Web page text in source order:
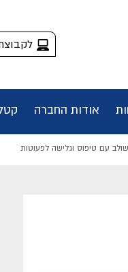
אודות החברה
עם טיפוס וגלישה לפעוטות